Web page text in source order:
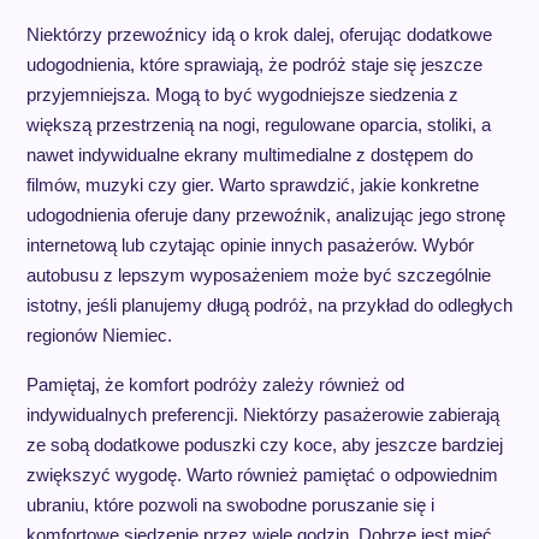
Niektórzy przewoźnicy idą o krok dalej, oferując dodatkowe
udogodnienia, które sprawiają, że podróż staje się jeszcze
przyjemniejsza. Mogą to być wygodniejsze siedzenia z
większą przestrzenią na nogi, regulowane oparcia, stoliki, a
nawet indywidualne ekrany multimedialne z dostępem do
filmów, muzyki czy gier. Warto sprawdzić, jakie konkretne
udogodnienia oferuje dany przewoźnik, analizując jego stronę
internetową lub czytając opinie innych pasażerów. Wybór
autobusu z lepszym wyposażeniem może być szczególnie
istotny, jeśli planujemy długą podróż, na przykład do odległych
regionów Niemiec.
Pamiętaj, że komfort podróży zależy również od
indywidualnych preferencji. Niektórzy pasażerowie zabierają
ze sobą dodatkowe poduszki czy koce, aby jeszcze bardziej
zwiększyć wygodę. Warto również pamiętać o odpowiednim
ubraniu, które pozwoli na swobodne poruszanie się i
komfortowe siedzenie przez wiele godzin. Dobrze jest mieć